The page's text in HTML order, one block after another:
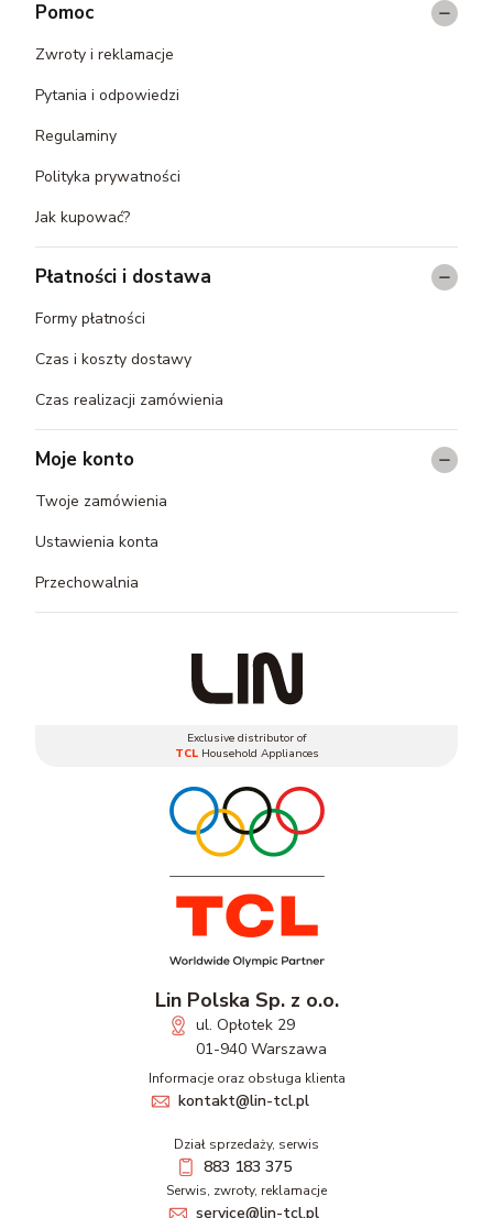
Pomoc
Zwroty i reklamacje
Pytania i odpowiedzi
Regulaminy
Polityka prywatności
Jak kupować?
Płatności i dostawa
Formy płatności
Czas i koszty dostawy
Czas realizacji zamówienia
Moje konto
Twoje zamówienia
Ustawienia konta
Przechowalnia
Exclusive distributor of
TCLHousehold Appliances
Lin Polska Sp. z o.o.
Informacje oraz obsługa klienta
kontakt@lin-tcl.pl
ul. Opłotek 29
01-940 Warszawa
Dział sprzedaży, serwis
883 183 375
Serwis, zwroty, reklamacje
service@lin-tcl.pl